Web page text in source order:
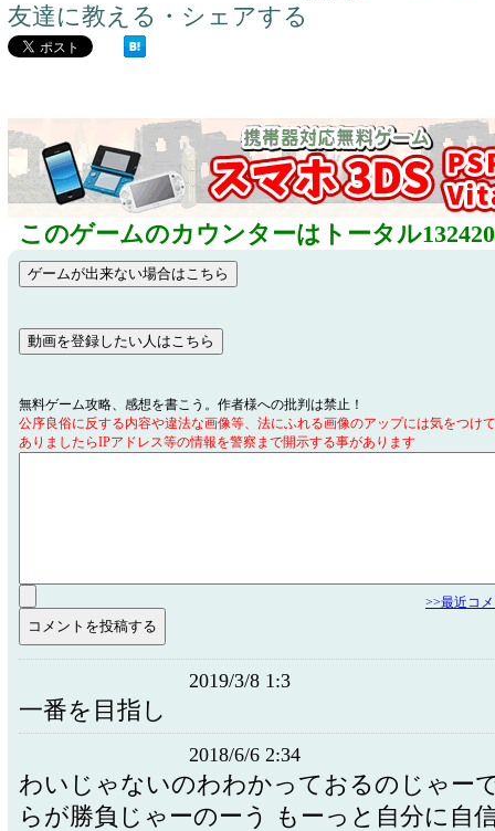
友達に教える・シェアする
このゲームのカウンターはトータル
無料ゲーム攻略、感想を書こう。作者様への批判は禁止！
公序良俗に反する内容や違法な画像等、法にふれる画像のアップには気をつけ
ありましたらIPアドレス等の情報を警察まで開示する事があります
>>最近コ
2019/3/8 1:3
一番を目指し
2018/6/6 2:34
わいじゃないのわわかっておるのじゃー
らが勝負じゃーのーう もーっと自分に自